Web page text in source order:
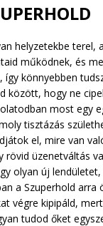
helyzetekbe terel,
működnek, és
könnyebben
között, hogy ne
most egy
tisztázás
el, mire van
rövid üzenetváltás
olyan új
a Szuperhold arra
végre kipipáld,
tudod őket